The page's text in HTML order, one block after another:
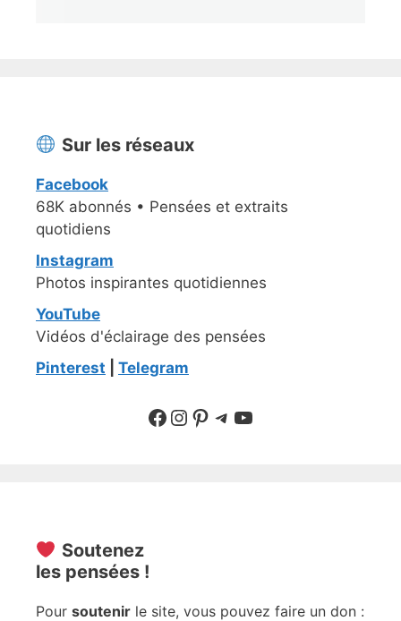
Sur les réseaux
Facebook
68K abonnés • Pensées et extraits
quotidiens
Instagram
Photos inspirantes quotidiennes
YouTube
Vidéos d'éclairage des pensées
Pinterest
Telegram
Suivre sur Facebook
Suivre sur Instagram
Pinterest
Sur Telegram
YouTube
Soutenez
les pensées !
Pour soutenir le site, vous pouvez faire un don :